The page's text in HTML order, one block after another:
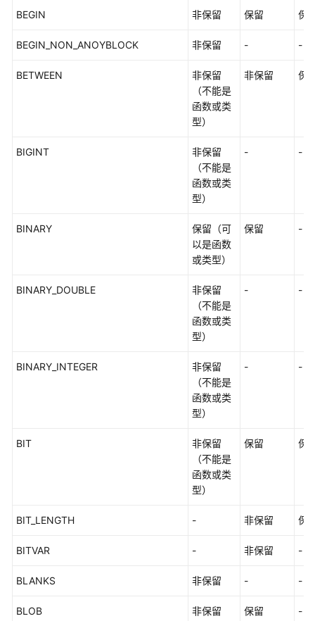
控
览
践
BEGIN 非保留 保留 保
BEGIN_NON_ANOYBLOCK 非保留 - -
BETWEEN
非保留
（不能是
函数或类
型）
非保留 保
BIGINT
非保留
（不能是
函数或类
型）
- -
BINARY
保留（可
以是函数
或类型）
保留 -
BINARY_DOUBLE
非保留
（不能是
函数或类
型）
- -
BINARY_INTEGER
非保留
（不能是
函数或类
型）
- -
BIT
非保留
（不能是
函数或类
型）
保留 保
BIT_LENGTH - 非保留 保
BITVAR - 非保留 -
BLANKS 非保留 - -
BLOB 非保留 保留 -